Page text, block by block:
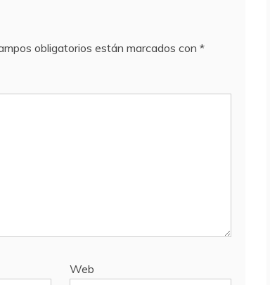
obligatorios están marcados con *
Web